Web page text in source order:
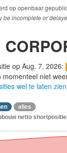
op openbaar
be incomplete or
op Aug. 7, 2026:
momenteel niet
wel te laten zien
alles
netto shortpositie